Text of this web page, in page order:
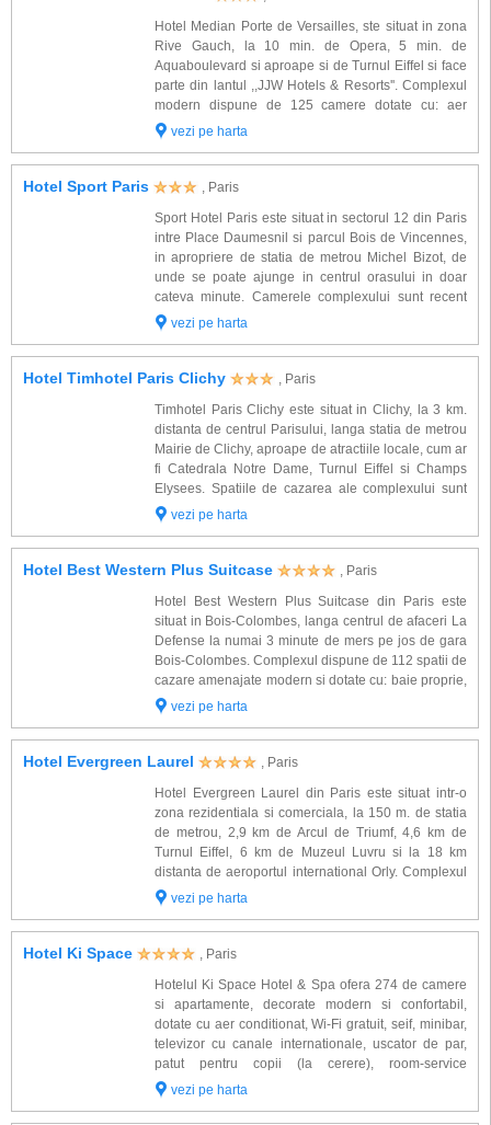
Hotel Median Porte de Versailles, ste situat in zona
Rive Gauch, la 10 min. de Opera, 5 min. de
Aquaboulevard si aproape si de Turnul Eiffel si face
parte din lantul ,,JJW Hotels & Resorts''. Complexul
modern dispune de 125 camere dotate cu: aer
conditionat, TV satelit, minibar, telefon, baie proprie
vezi pe harta
Hotel Sport Paris
, Paris
Sport Hotel Paris este situat in sectorul 12 din Paris
intre Place Daumesnil si parcul Bois de Vincennes,
in apropriere de statia de metrou Michel Bizot, de
unde se poate ajunge in centrul orasului in doar
cateva minute. Camerele complexului sunt recent
renovate si sunt dotate cu: baie proprie, aer
vezi pe harta
Hotel Timhotel Paris Clichy
, Paris
Timhotel Paris Clichy este situat in Clichy, la 3 km.
distanta de centrul Parisului, langa statia de metrou
Mairie de Clichy, aproape de atractiile locale, cum ar
fi Catedrala Notre Dame, Turnul Eiffel si Champs
Elysees. Spatiile de cazarea ale complexului sunt
amenajate modern si sunt dotate cu: baie proprie,
vezi pe harta
Hotel Best Western Plus Suitcase
, Paris
Hotel Best Western Plus Suitcase din Paris este
situat in Bois-Colombes, langa centrul de afaceri La
Defense la numai 3 minute de mers pe jos de gara
Bois-Colombes. Complexul dispune de 112 spatii de
cazare amenajate modern si dotate cu: baie proprie,
TV satelit, acces internet WiFi, uscator de par,
vezi pe harta
Hotel Evergreen Laurel
, Paris
Hotel Evergreen Laurel din Paris este situat intr-o
zona rezidentiala si comerciala, la 150 m. de statia
de metrou, 2,9 km de Arcul de Triumf, 4,6 km de
Turnul Eiffel, 6 km de Muzeul Luvru si la 18 km
distanta de aeroportul international Orly. Complexul
dispune de 338 spatii de cazare dotate cu: baie
vezi pe harta
Hotel Ki Space
, Paris
Hotelul Ki Space Hotel & Spa ofera 274 de camere
si apartamente, decorate modern si confortabil,
dotate cu aer conditionat, Wi-Fi gratuit, seif, minibar,
televizor cu canale internationale, uscator de par,
patut pentru copii (la cerere), room-service
disponibil intre orele 7:30–23:00 (contra cost). Spa &
vezi pe harta